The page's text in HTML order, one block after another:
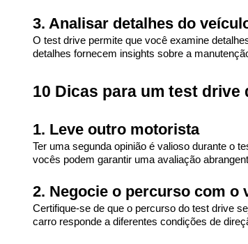
3. Analisar detalhes do
O test drive permite que você examine
detalhes fornecem insights sobre a
10 Dicas para um test drive
1. Leve outro motorista
Ter uma segunda opinião é valioso durante o
vocês podem garantir uma avaliação
2. Negocie o percurso com o
Certifique-se de que o percurso do test drive
carro responde a diferentes condições de